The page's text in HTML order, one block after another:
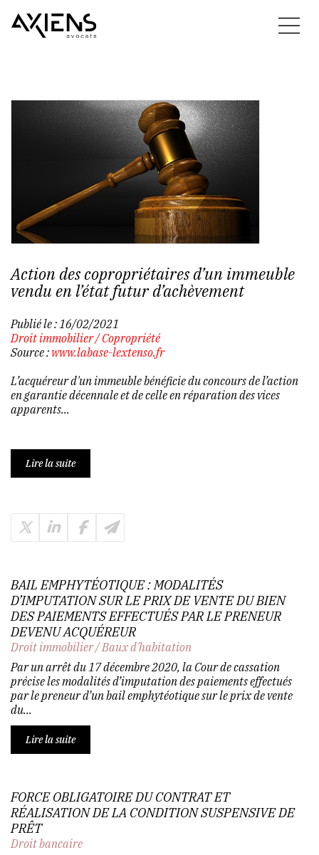
Action des copropriétaires d’un immeuble
vendu en l’état futur d’achèvement
Publié le : 16/02/2021
Droit immobilier/Copropriété
Source : www.labase-lextenso.fr
L’acquéreur d'un immeuble bénéficie du concours de l’action
en garantie décennale et de celle en réparation des vices
apparents...
Lire la suite
BAIL EMPHYTÉOTIQUE : MODALITÉS
D’IMPUTATION SUR LE PRIX DE VENTE DU BIEN
DES PAIEMENTS EFFECTUÉS PAR LE PRENEUR
DEVENU ACQUÉREUR
Droit immobilier/Baux d'habitation
Par un arrêt du 17 décembre 2020, la Cour de cassation
précise les modalités d’imputation des paiements effectués
par le preneur d’un bail emphytéotique sur le prix de vente
du...
Lire la suite
FORCE OBLIGATOIRE DU CONTRAT ET
RÉALISATION DE LA CONDITION SUSPENSIVE DE
PRÊT
Droit bancaire